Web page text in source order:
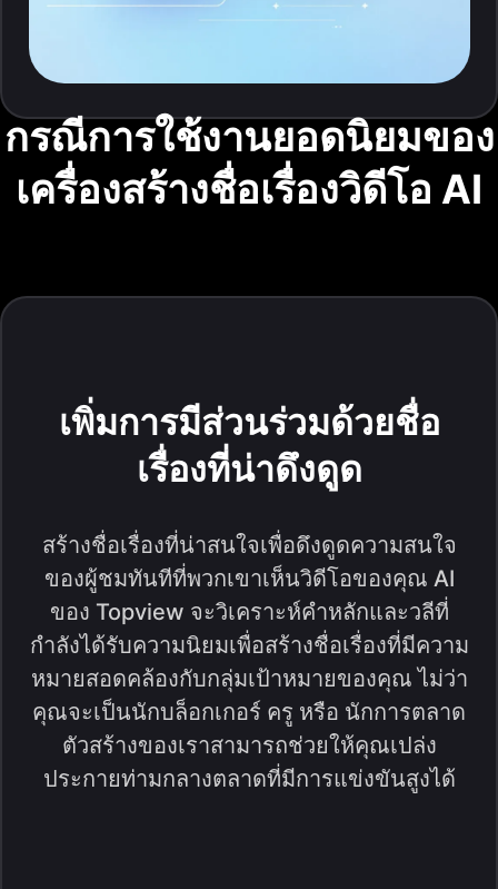
กรณีการใช้งานยอดนิยมของ
เครื่องสร้างชื่อเรื่องวิดีโอ AI
เพิ่มการมีส่วนร่วมด้วยชื่อ
เรื่องที่น่าดึงดูด
สร้างชื่อเรื่องที่น่าสนใจเพื่อดึงดูดความสนใจ
ของผู้ชมทันทีที่พวกเขาเห็นวิดีโอของคุณ AI
ของ Topview จะวิเคราะห์คำหลักและวลีที่
กำลังได้รับความนิยมเพื่อสร้างชื่อเรื่องที่มีความ
หมายสอดคล้องกับกลุ่มเป้าหมายของคุณ ไม่ว่า
คุณจะเป็นนักบล็อกเกอร์ ครู หรือ นักการตลาด
ตัวสร้างของเราสามารถช่วยให้คุณเปล่ง
ประกายท่ามกลางตลาดที่มีการแข่งขันสูงได้